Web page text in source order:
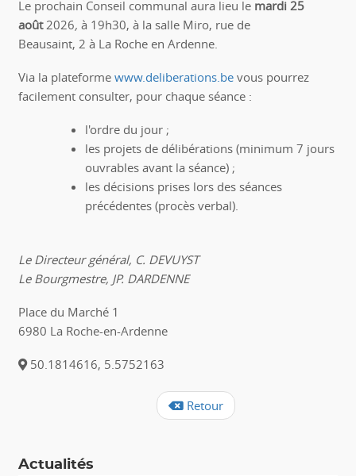
Le prochain Conseil communal aura lieu le mardi 25
août2026, à 19h30, à la salle Miro, rue de
Beausaint, 2 à La Roche en Ardenne.
Via la plateforme www.deliberations.be vous pourrez
facilement consulter, pour chaque séance :
l'ordre du jour ;
les projets de délibérations (minimum 7 jours
ouvrables avant la séance) ;
les décisions prises lors des séances
précédentes (procès verbal).
Le Directeur général, C. DEVUYST
Le Bourgmestre, JP. DARDENNE
Place du Marché 1
6980 La Roche-en-Ardenne
50.1814616, 5.5752163
Retour
Actualités